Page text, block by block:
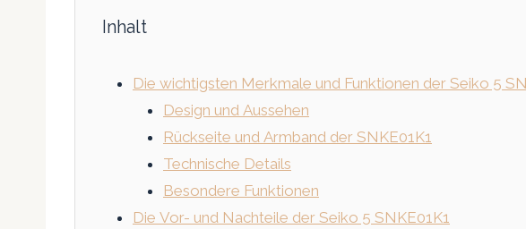
Inhalt
Die wichtigsten Merkmale und Funktionen der Seiko 5
Design und Aussehen
Rückseite und Armband der SNKE01K1
Technische Details
Besondere Funktionen
Die Vor- und Nachteile der Seiko 5 SNKE01K1